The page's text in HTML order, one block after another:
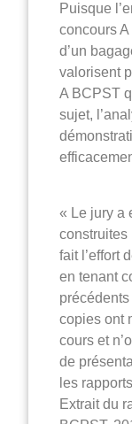
Puisque
concours
d’un
valorisent
A BCPST
sujet,
« Le jury a
construites
fait l’effort
en tenant
précédents
copies ont
cours et
de
les
Extrait du